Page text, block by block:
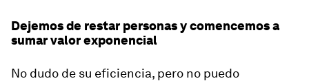
Dejemos de restar personas y comencemos a
sumar valor exponencial
No dudo de su eficiencia, pero no puedo